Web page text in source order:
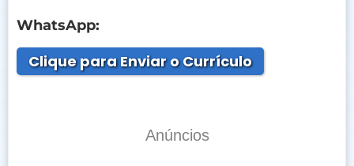
WhatsApp:
Clique para Enviar o Currículo
Anúncios